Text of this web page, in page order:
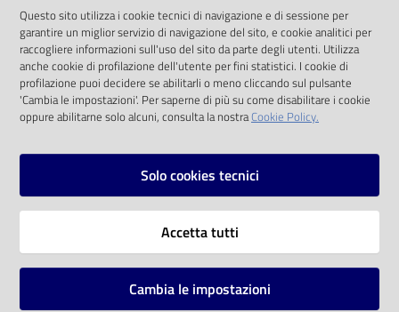
Eventi
Chiedi al
bibliotecario
Avvisi
solo alle condizioni previste dalla direttiva
comunitaria 2003/98/CE e dal d.lgs. 36/2006
SOCIAL
Instagram
Vai alla pagina
Questo sito utilizza i cookie tecnici di navigazione e di sessione per
garantire un miglior servizio di navigazione del sito, e cookie analitici per
raccogliere informazioni sull'uso del sito da parte degli utenti. Utilizza
anche cookie di profilazione dell'utente per fini statistici. I cookie di
profilazione puoi decidere se abilitarli o meno cliccando sul pulsante
'Cambia le impostazioni'. Per saperne di più su come disabilitare i cookie
oppure abilitarne solo alcuni, consulta la nostraCookie Policy.
Solo cookies tecnici
Accetta tutti
Cambia le impostazioni